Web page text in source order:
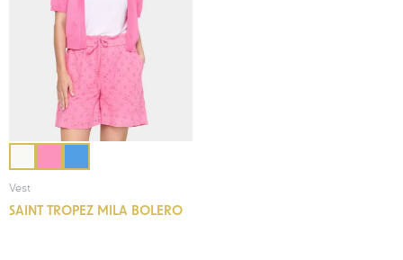
Vest
SAINT TROPEZ MILA BOLERO